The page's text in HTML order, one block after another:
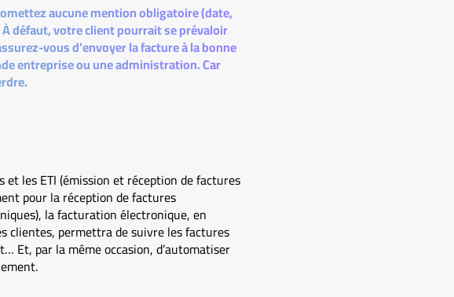
aucune mention obligatoire (date,
défaut, votre client pourrait se prévaloir
vous d’envoyer la facture à la bonne
entreprise ou une administration. Car
les ETI (émission et réception de factures
pour la réception de factures
la facturation électronique, en
clientes, permettra de suivre les factures
Et, par la même occasion, d’automatiser